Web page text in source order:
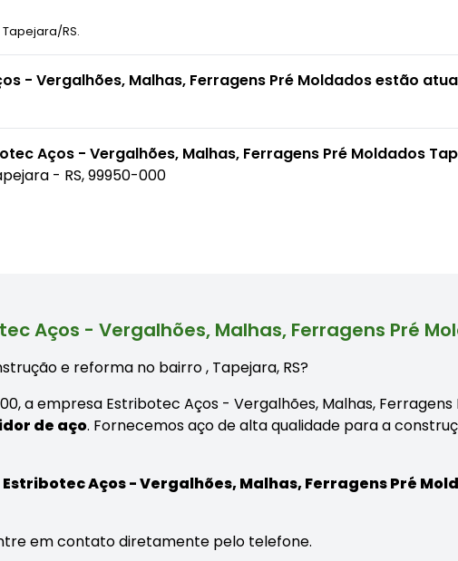
RS.
- Vergalhões, Malhas, Ferragens Pré Moldados estão
Aços - Vergalhões, Malhas, Ferragens Pré Moldados
- RS, 99950-000
Aços - Vergalhões, Malhas, Ferragens Pré
e reforma no bairro, Tapejara, RS?
a empresa Estribotec Aços - Vergalhões, Malhas,
de aço. Fornecemos aço de alta qualidade para a
Estribotec Aços - Vergalhões, Malhas, Ferragens Pré
em contato diretamente pelo telefone.